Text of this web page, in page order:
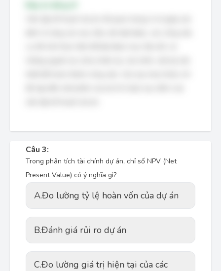
Câu 3:
Trong phân tích tài chính dự án, chỉ số NPV (Net
Present Value) có ý nghĩa gì?
A.Đo lường tỷ lệ hoàn vốn của dự án
B.Đánh giá rủi ro dự án
C.Đo lường giá trị hiện tại của các